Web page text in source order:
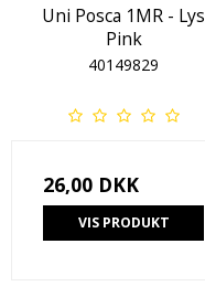
Uni Posca 1MR - Lys
Pink
40149829
26,00 DKK
VIS PRODUKT